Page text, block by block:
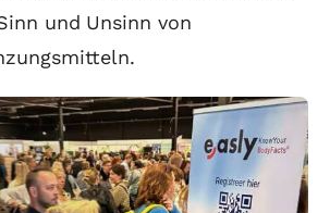
und Unsinn von